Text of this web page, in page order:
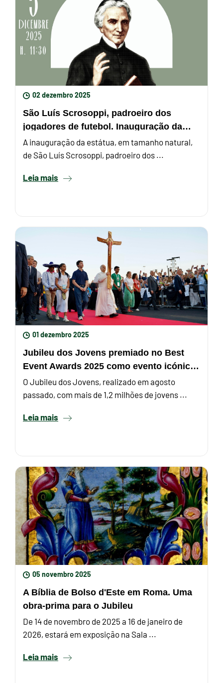
02 dezembro 2025
São Luís Scrosoppi, padroeiro dos
jogadores de futebol. Inauguração da
estátua a 5 de dezembro
A inauguração da estátua, em tamanho natural,
de São Luís Scrosoppi, padroeiro dos ...
Leia mais
01 dezembro 2025
Jubileu dos Jovens premiado no Best
Event Awards 2025 como evento icónico
do ano
O Jubileu dos Jovens, realizado em agosto
passado, com mais de 1,2 milhões de jovens ...
Leia mais
05 novembro 2025
A Bíblia de Bolso d'Este em Roma. Uma
obra-prima para o Jubileu
De 14 de novembro de 2025 a 16 de janeiro de
2026, estará em exposição na Sala ...
Leia mais